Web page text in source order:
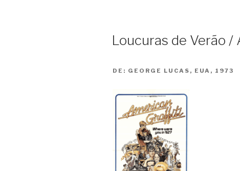
Loucuras de Verão
DE: GEORGE LUCAS, EUA, 1973